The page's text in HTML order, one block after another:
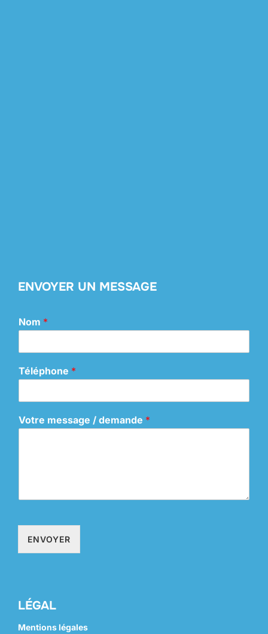
ENVOYER UN MESSAGE
Nom *
Téléphone *
Votre message / demande *
ENVOYER
LÉGAL
Mentions légales